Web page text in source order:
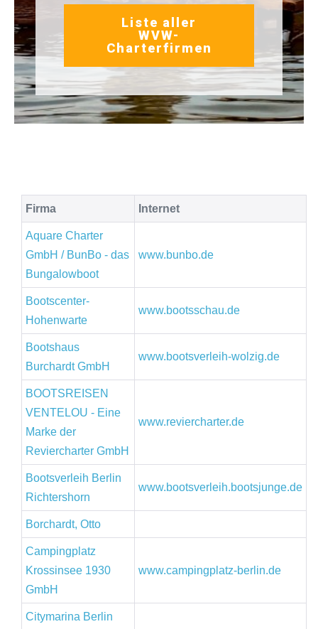
Liste aller
WVW-
Charterfirmen
Firma Internet
Aquare Charter
GmbH / BunBo - das
Bungalowboot
www.bunbo.de
Bootscenter-
Hohenwarte
www.bootsschau.de
Bootshaus
Burchardt GmbH
www.bootsverleih-wolzig.de
BOOTSREISEN
VENTELOU - Eine
Marke der
Reviercharter GmbH
www.reviercharter.de
Bootsverleih Berlin
Richtershorn
www.bootsverleih.bootsjunge.de
Borchardt, Otto
Campingplatz
Krossinsee 1930
GmbH
www.campingplatz-berlin.de
Citymarina Berlin